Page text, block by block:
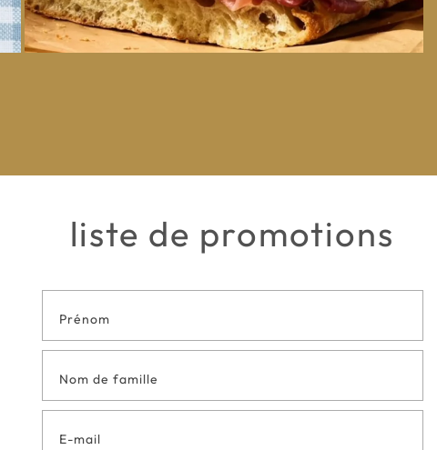
liste de promotions
de contact
en bas de
page